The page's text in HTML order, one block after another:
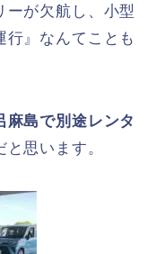
ーが欠航し、小型
行』なんてことも
麻島で別途レンタ
思います。